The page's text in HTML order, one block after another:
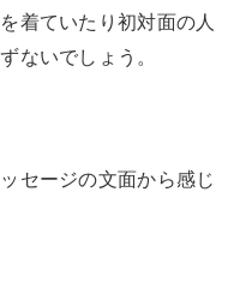
着ていたり初対面の人
ないでしょう。
セージの文面から感じ